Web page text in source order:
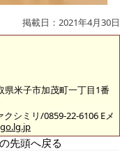
掲載日：2021年4月30日
県米子市加茂町一丁目1番
シミリ/0859-22-6106 Eメ
先頭へ戻る